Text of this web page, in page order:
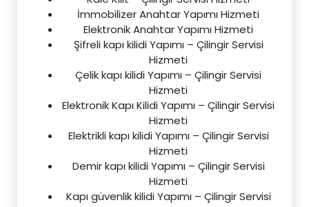
İmmobilizer Anahtar Yapımı Hizmeti
Elektronik Anahtar Yapımı Hizmeti
Şifreli kapı kilidi Yapımı – Çilingir Servisi
Hizmeti
Çelik kapı kilidi Yapımı – Çilingir Servisi
Hizmeti
Elektronik Kapı Kilidi Yapımı – Çilingir Servisi
Hizmeti
Elektrikli kapı kilidi Yapımı – Çilingir Servisi
Hizmeti
Demir kapı kilidi Yapımı – Çilingir Servisi
Hizmeti
Kapı güvenlik kilidi Yapımı – Çilingir Servisi